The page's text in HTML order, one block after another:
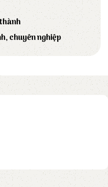
chuyên nghiệp